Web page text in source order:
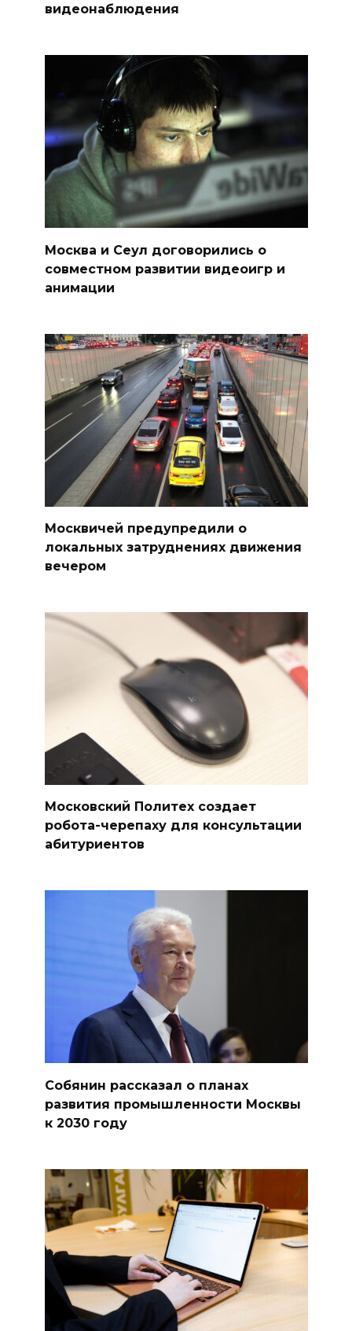
видеонаблюдения
Москва и Сеул договорились о
совместном развитии видеоигр и
анимации
Москвичей предупредили о
локальных затруднениях движения
вечером
Московский Политех создает
робота-черепаху для консультации
абитуриентов
Собянин рассказал о планах
развития промышленности Москвы
к 2030 году